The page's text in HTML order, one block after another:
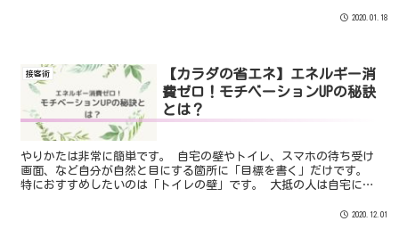
2020.01.18
接客術
【カラダの省エネ】エネルギー消
費ゼロ！モチベーションUPの秘訣
とは？
やりかたは非常に簡単です。 自宅の壁やトイレ、スマホの待ち受け
画面、など自分が自然と目にする箇所に「目標を書く」だけです。
特におすすめしたいのは「トイレの壁」です。 大抵の人は自宅にい
2020.12.01